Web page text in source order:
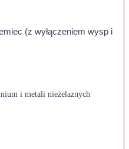
(z wyłączeniem wysp i
i metali nieżelaznych